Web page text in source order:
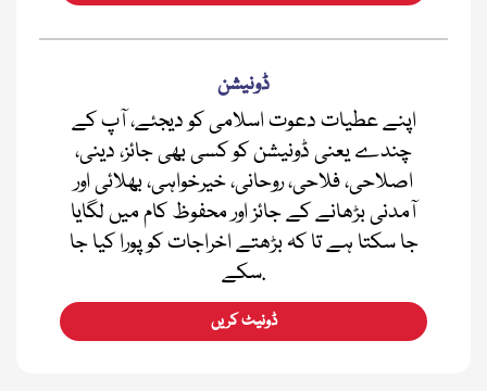
ڈونیشن
اپنے عطیات دعوت اسلامی کو دیجئے، آپ کے
چندے یعنی ڈونیشن کو کسی بھی جائز، دینی،
اصلاحی، فلاحی، روحانی، خیرخواہی، بھلائی اور
آمدنی بڑھانے کے جائز اور محفوظ کام میں لگایا
جا سکتا ہے تا کہ بڑھتے اخراجات کو پورا کیا جا
سکے.
ڈونیٹ کریں